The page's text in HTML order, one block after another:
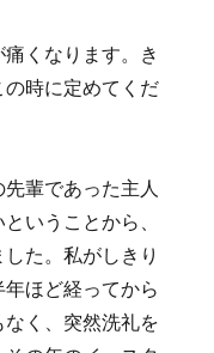
くなります。き
時に定めてくだ
輩であった主人
いうことから、
た。私がしきり
ほど経ってから
く、突然洗礼を